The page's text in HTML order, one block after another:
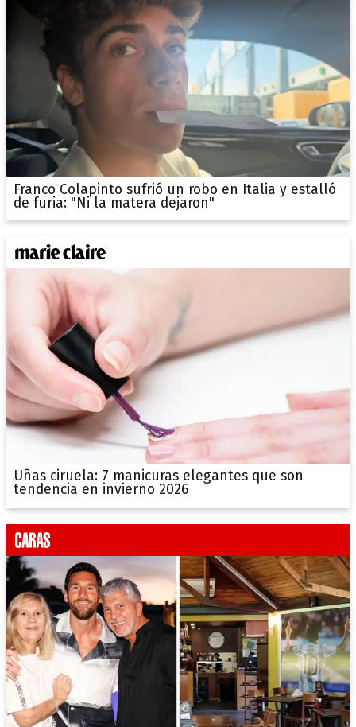
Franco Colapinto sufrió un robo en Italia y estalló
de furia: "Ni la matera dejaron"
Uñas ciruela: 7 manicuras elegantes que son
tendencia en invierno 2026